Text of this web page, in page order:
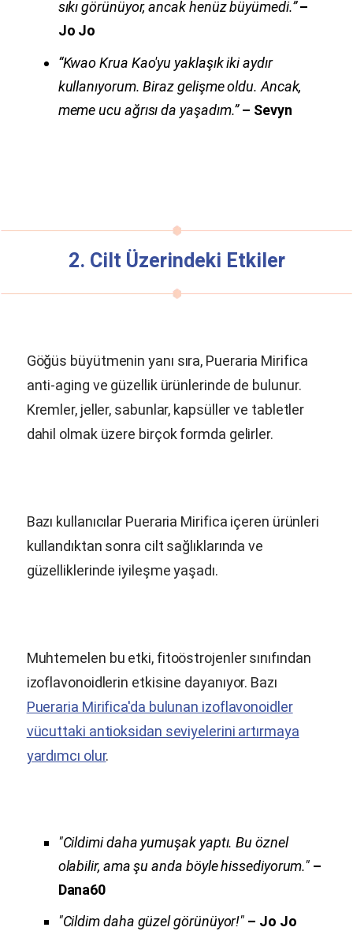
sıkı görünüyor, ancak henüz büyümedi.”–
Jo Jo
“Kwao Krua Kao'yu yaklaşık iki aydır
kullanıyorum. Biraz gelişme oldu. Ancak,
meme ucu ağrısı da yaşadım.”– Sevyn
2. Cilt Üzerindeki Etkiler
Göğüs büyütmenin yanı sıra, Pueraria Mirifica
anti-aging ve güzellik ürünlerinde de bulunur.
Kremler, jeller, sabunlar, kapsüller ve tabletler
dahil olmak üzere birçok formda gelirler.
Bazı kullanıcılar Pueraria Mirifica içeren ürünleri
kullandıktan sonra cilt sağlıklarında ve
güzelliklerinde iyileşme yaşadı.
Muhtemelen bu etki, fitoöstrojenler sınıfından
izoflavonoidlerin etkisine dayanıyor. Bazı
Pueraria Mirifica'da bulunan izoflavonoidler
vücuttaki antioksidan seviyelerini artırmaya
yardımcı olur.
"Cildimi daha yumuşak yaptı. Bu öznel
olabilir, ama şu anda böyle hissediyorum." –
Dana60
"Cildim daha güzel görünüyor!" – Jo Jo